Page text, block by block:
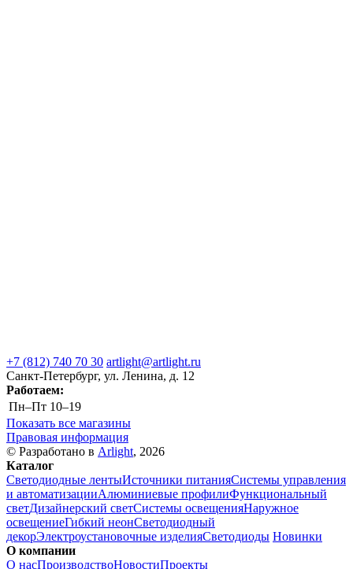
+7 (812) 740 70 30 artlight@artlight.ru
Санкт-Петербург, ул. Ленина, д. 12
Работаем:
Пн–Пт 10–19
Показать все магазины
Правовая информация
© Разработано в Arlight, 2026
Каталог
Светодиодные лентыИсточники питанияСистемы управления
и автоматизацииАлюминиевые профилиФункциональный
светДизайнерский светСистемы освещенияНаружное
освещениеГибкий неонСветодиодный
декорЭлектроустановочные изделияСветодиоды Новинки
О компании
О насПроизводствоНовостиПроекты